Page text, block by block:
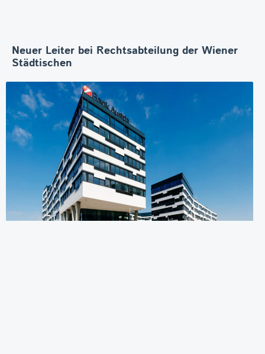
Neuer Leiter bei Rechtsabteilung der Wiener
Städtischen